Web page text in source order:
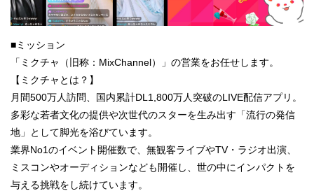
■ミッション
「ミクチャ（旧称：MixChannel）」の営業をお任せします。
【ミクチャとは？】
月間500万人訪問、国内累計DL1,800万人突破のLIVE配信アプリ。
多彩な若者文化の提供や次世代のスターを生み出す「流行の発信
地」として脚光を浴びています。
業界No1のイベント開催数で、無観客ライブやTV・ラジオ出演、
ミスコンやオーディションなども開催し、世の中にインパクトを
与える挑戦をし続けています。